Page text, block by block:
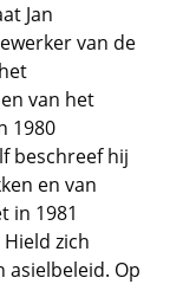
Jan
van de
van het
1980
beschreef hij
en van
in 1981
zich
Op